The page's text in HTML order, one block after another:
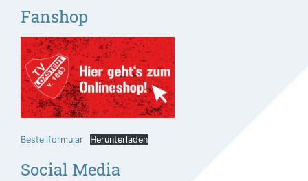
Fanshop
Bestellformular Herunterladen
Social Media